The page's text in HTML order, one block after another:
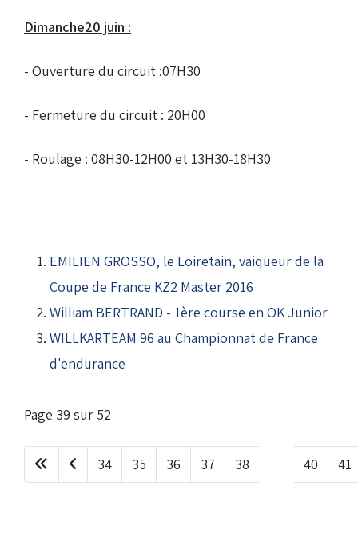
(Réservé aux licenciés d'Angerville)
Droit de piste annuel autre club : voir avec le RKO
Dimanche20 juin :
- Ouverture du circuit :07H30
- Fermeture du circuit : 20H00
- Roulage : 08H30-12H00 et 13H30-18H30
EMILIEN GROSSO, le Loiretain, vaiqueur de la
Coupe de France KZ2 Master 2016
William BERTRAND - 1ère course en OK Junior
WILLKARTEAM 96 au Championnat de France
d'endurance
Page 39 sur 52
34 35 36 37 38 40 41